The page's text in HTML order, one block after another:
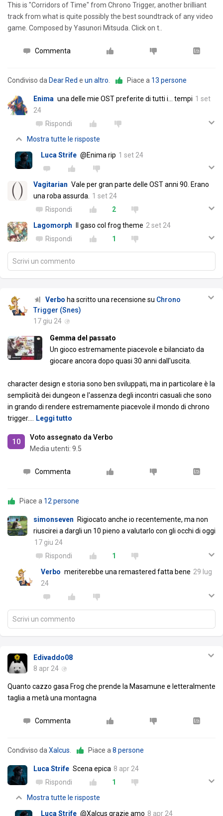
This is "Corridors of Time" from Chrono Trigger, another brilliant
track from what is quite possibly the best soundtrack of any video
game. Composed by Yasunori Mitsuda. Click on t..
Commenta
Condiviso da Dear Red e un altro Piace a 13 persone
Enima una delle mie OST preferite di tutti i... tempi 1 set
24
Rispondi
Mostra tutte le risposte
Luca Strife @Enima rip 1 set 24
Vagitarian Vale per gran parte delle OST anni 90. Erano
una roba assurda.
1 set 24
Rispondi
2
Lagomorph
Il gaso col frog theme 2 set 24
Rispondi
1
Scrivi un commento
Verbo ha scritto una recensione su Chrono
Trigger (Snes)
17 giu 24
Gemma del passato
Un gioco estremamente piacevole e bilanciato da
giocare ancora dopo quasi 30 anni dall'uscita.
character design e storia sono ben sviluppati, ma in particolare è la
semplicità dei dungeon e l'assenza degli incontri casuali che sono
in grando di rendere estremamente piacevole il mondo di chrono
trigger.
Leggi tutto
10
Voto assegnato da Verbo
Media utenti: 9.5
Commenta
Piace a 12 persone
simonseven
Rigiocato anche io recentemente, ma non
riuscirei a dargli un 10 pieno a valutarlo con gli occhi di oggi
17 giu 24
Rispondi
1
Verbo meriterebbe una remastered fatta bene 29 lug
24
Scrivi un commento
Edivaddo08
8 apr 24
Quanto cazzo gasa Frog che prende la Masamune e letteralmente
taglia a metà una montagna
Commenta
Condiviso da Xalcus Piace a 8 persone
Luca Strife Scena epica 8 apr 24
Rispondi
1
Mostra tutte le risposte
Luca Strife @Xalcus grazie amo 8 apr 24